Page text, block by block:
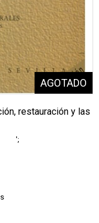
restauración y las
';